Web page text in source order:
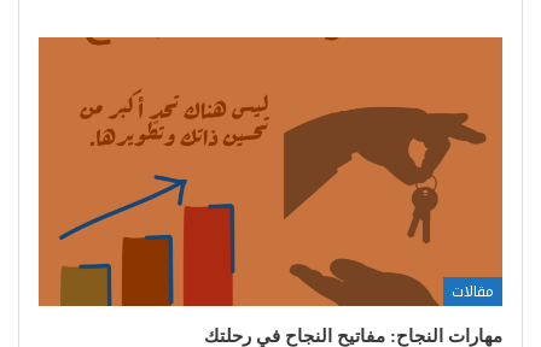
مقالات
مهارات النجاح: مفاتيح النجاح في رحلتك